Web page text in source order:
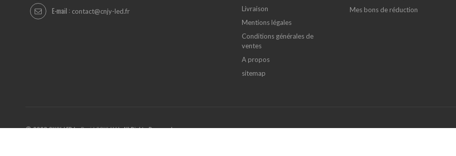
E-mail : contact@cnjy-led.fr
Livraison
Mentions légales
Conditions générales de
ventes
A propos
sitemap
Mes bons de réduction
© 2023 CNJY-LED byDavid SCHLAMA. All Rights Reserved.